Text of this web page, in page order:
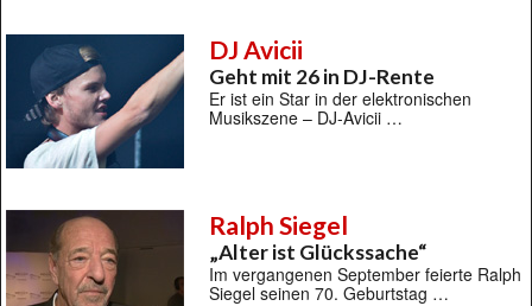
DJ Avicii
Geht mit 26 in DJ-Rente
Er ist ein Star in der elektronischen
Musikszene – DJ-Avicii …
Ralph Siegel
„Alter ist Glückssache“
Im vergangenen September feierte Ralph
Siegel seinen 70. Geburtstag …